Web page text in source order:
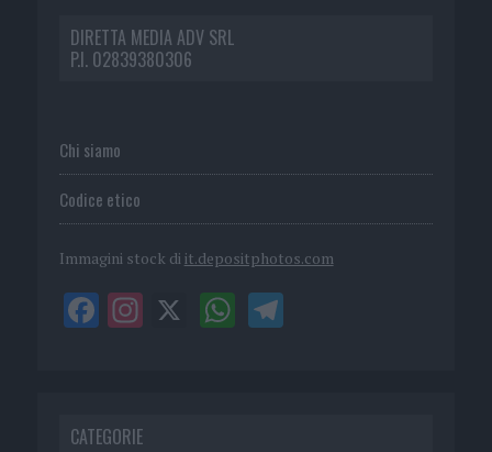
DIRETTA MEDIA ADV SRL
P.I. 02839380306
Chi siamo
Codice etico
Immagini stock di it.depositphotos.com
CATEGORIE